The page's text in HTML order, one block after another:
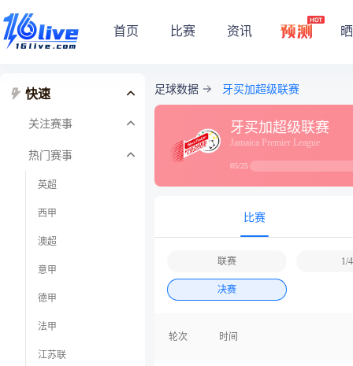
首页 比赛 资讯
快速
关注赛事
热门赛事
英超
西甲
澳超
意甲
德甲
法甲
江苏联
足球数据 牙买加超级联赛
牙买加超级联赛
Jamaica Premier League
05/25
比赛
联赛 1/
决赛
轮次 时间